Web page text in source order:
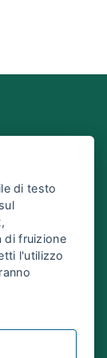
tuo evento
di testo
di fruizione
l'utilizzo